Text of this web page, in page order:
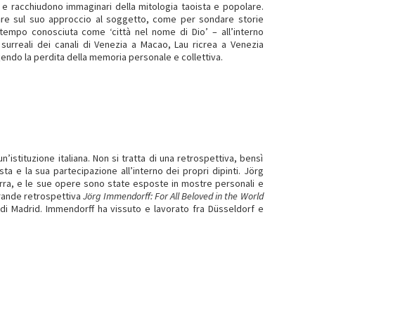
racchiudono immaginari della mitologia taoista e popolare.
sul suo approccio al soggetto, come per sondare storie
conosciuta come ‘città nel nome di Dio’ – all’interno
dei canali di Venezia a Macao, Lau ricrea a Venezia
la perdita della memoria personale e collettiva.
italiana. Non si tratta di una retrospettiva, bensì
e la sua partecipazione all’interno dei propri dipinti. Jörg
e le sue opere sono state esposte in mostre personali e
retrospettivaJörg Immendorff: For All Beloved in the World
Madrid. Immendorff ha vissuto e lavorato fra Düsseldorf e